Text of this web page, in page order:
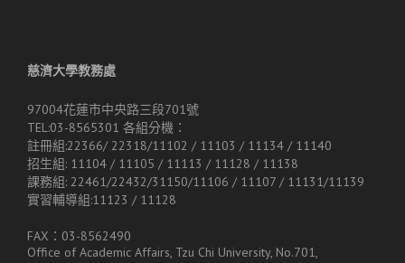
慈濟大學教務處
97004花蓮市中央路三段701號
TEL:03-8565301 各組分機：
註冊組:22366/ 22318/11102 / 11103 / 11134 / 11140
招生組: 11104 / 11105 / 11113 / 11128 / 11138
課務組: 22461/22432/31150/11106 / 11107 / 11131/11139
實習輔導組:11123 / 11128
FAX：03-8562490
Office of Academic Affairs, Tzu Chi University, No.701,